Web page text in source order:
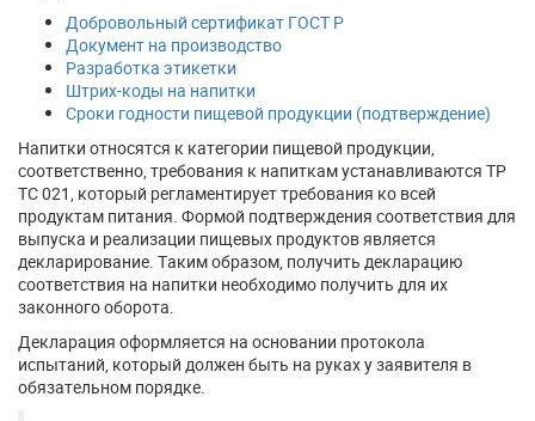
Добровольный сертификат ГОСТ Р
Документ на производство
Разработка этикетки
Штрих-коды на напитки
Сроки годности пищевой продукции (подтверждение)
Напитки относятся к категории пищевой продукции,
соответственно, требования к напиткам устанавливаются ТР
ТС 021, который регламентирует требования ко всей
продуктам питания. Формой подтверждения соответствия для
выпуска и реализации пищевых продуктов является
декларирование. Таким образом, получить декларацию
соответствия на напитки необходимо получить для их
законного оборота.
Декларация оформляется на основании протокола
испытаний, который должен быть на руках у заявителя в
обязательном порядке.